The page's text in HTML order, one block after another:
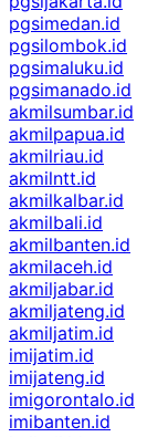
pgsimedan.id
pgsilombok.id
pgsimaluku.id
pgsimanado.id
akmilsumbar.id
akmilpapua.id
akmilriau.id
akmilntt.id
akmilkalbar.id
akmilbali.id
akmilbanten.id
akmilaceh.id
akmiljabar.id
akmiljateng.id
akmiljatim.id
imijatim.id
imijateng.id
imigorontalo.id
imibanten.id